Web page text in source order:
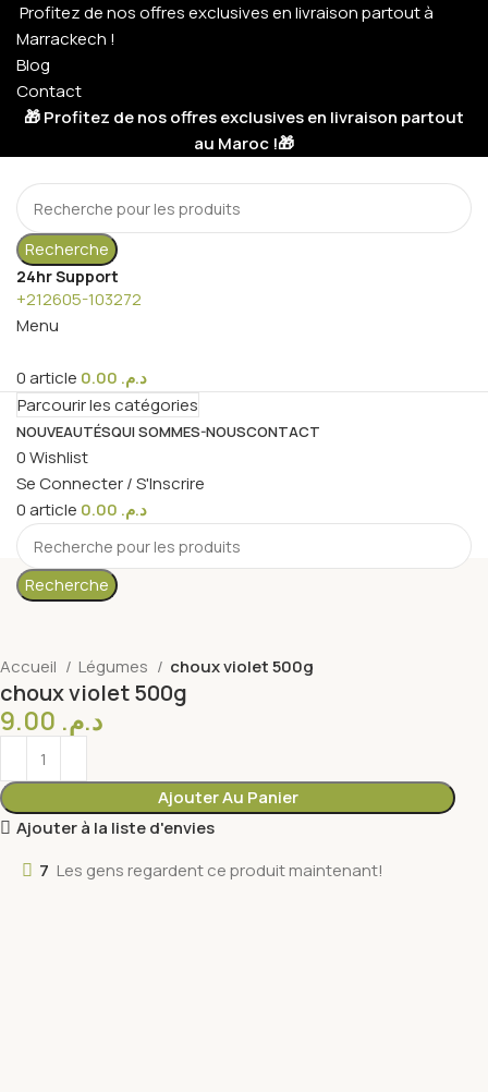
Profitez de nos offres exclusives en livraison partout à
Marrackech !
Blog
Contact
🎁 Profitez de nos offres exclusives en livraison partout
au Maroc !🎁
Recherche
24hr Support
+212605-103272
Menu
0article د.م.
Parcourir les catégories
NOUVEAUTÉSQUI SOMMES-NOUSCONTACT
0Wishlist
Se Connecter / S'Inscrire
0article د.م.
Recherche
Accueil Légumes choux violet 500g
choux violet 500g
د.م.
Ajouter Au Panier
Ajouter à la liste d'envies
7 Les gens regardent ce produit maintenant!